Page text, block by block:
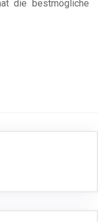
die bestmögliche